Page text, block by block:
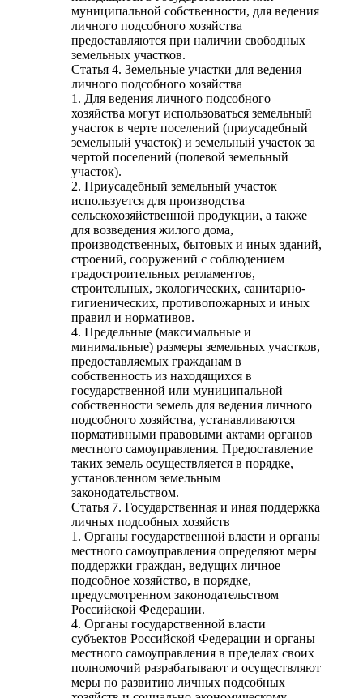
муниципальной собственности, для ведения
личного подсобного хозяйства
предоставляются при наличии свободных
земельных участков.
Статья 4. Земельные участки для ведения
личного подсобного хозяйства
1. Для ведения личного подсобного
хозяйства могут использоваться земельный
участок в черте поселений (приусадебный
земельный участок) и земельный участок за
чертой поселений (полевой земельный
участок).
2. Приусадебный земельный участок
используется для производства
сельскохозяйственной продукции, а также
для возведения жилого дома,
производственных, бытовых и иных зданий,
строений, сооружений с соблюдением
градостроительных регламентов,
строительных, экологических, санитарно-
гигиенических, противопожарных и иных
правил и нормативов.
4. Предельные (максимальные и
минимальные) размеры земельных участков,
предоставляемых гражданам в
собственность из находящихся в
государственной или муниципальной
собственности земель для ведения личного
подсобного хозяйства, устанавливаются
нормативными правовыми актами органов
местного самоуправления. Предоставление
таких земель осуществляется в порядке,
установленном земельным
законодательством.
Статья 7. Государственная и иная поддержка
личных подсобных хозяйств
1. Органы государственной власти и органы
местного самоуправления определяют меры
поддержки граждан, ведущих личное
подсобное хозяйство, в порядке,
предусмотренном законодательством
Российской Федерации.
4. Органы государственной власти
субъектов Российской Федерации и органы
местного самоуправления в пределах своих
полномочий разрабатывают и осуществляют
меры по развитию личных подсобных